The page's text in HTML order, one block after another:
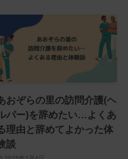
おぞらの里の訪問介護(ヘ
パー)を辞めたい…よくあ
理由と辞めてよかった体
談